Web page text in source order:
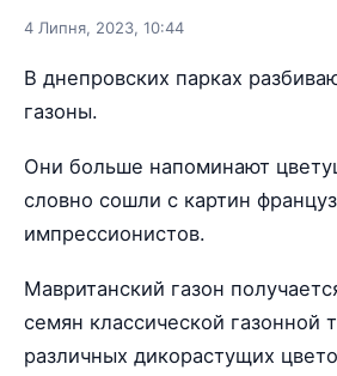
4 Липня, 2023, 10:44
В днепровских парках
газоны.
Они больше напоминают
словно сошли с картин
импрессионистов.
Мавританский газон
семян классической газонной
различных дикорастущих